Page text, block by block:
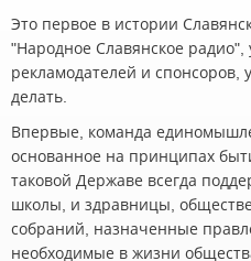
Это первое в истории
"Народное Славянское радио",
рекламодателей и спонсоров,
делать.
Впервые, команда
основанное на принципах
таковой Державе всегда
школы, и здравницы,
собраний, назначенные
необходимые в жизни